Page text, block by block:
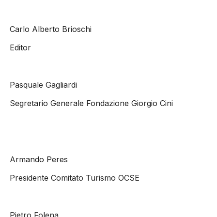
Carlo Alberto Brioschi
Editor
Pasquale Gagliardi
Segretario Generale Fondazione Giorgio Cini
Armando Peres
Presidente Comitato Turismo OCSE
Pietro Folena